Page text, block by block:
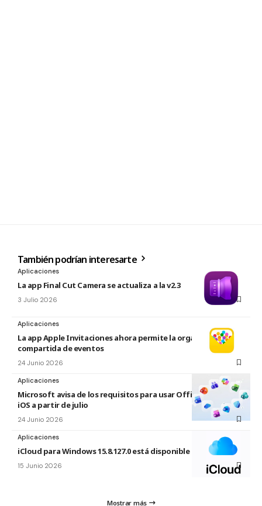
También podrían interesarte
Aplicaciones
La app Final Cut Camera se actualiza a la v2.3
3 Julio 2026
Aplicaciones
La app Apple Invitaciones ahora permite la organización
compartida de eventos
24 Junio 2026
Aplicaciones
Microsoft avisa de los requisitos para usar Office en macOS y
iOS a partir de julio
24 Junio 2026
Aplicaciones
iCloud para Windows 15.8.127.0 está disponible
15 Junio 2026
Mostrar más